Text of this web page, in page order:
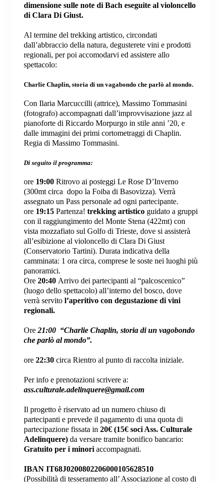
dimensione sulle note di Bach eseguite al violoncello
di Clara Di Giust.
Al termine del trekking artistico, circondati
dall’abbraccio della natura, degusterete vini e prodotti
regionali, per poi accomodarvi ed assistere allo
spettacolo:
Charlie Chaplin, storia di un vagabondo che parlò al mondo.
Con Ilaria Marcuccilli (attrice), Massimo Tommasini
(fotografo) accompagnati dall’improvvisazione jazz al
pianoforte di Riccardo Morpurgo in stile anni ’20, e
dalle immagini dei primi cortometraggi di Chaplin.
Regia di Massimo Tommasini.
Di seguito il programma:
ore 19:00 Ritrovo ai posteggi Le Rose D’Inverno
(300mt circa dopo la Foiba di Basovizza). Verrà
assegnato un Pass personale ad ogni partecipante.
ore 19:15 Partenza! trekking artistico guidato a gruppi
con il raggiungimento del Monte Stena (422mt) con
vista mozzafiato sul Golfo di Trieste, dove si assisterà
all’esibizione al violoncello di Clara Di Giust
(Conservatorio Tartini). Durata indicativa della
camminata: 1 ora circa, comprese le soste nei luoghi più
panoramici.
Ore 20:40 Arrivo dei partecipanti al “palcoscenico”
(luogo dello spettacolo) all’interno del bosco, dove
verrà servito l’aperitivo con degustazione di vini
regionali.
Ore 21:00 “Charlie Chaplin, storia di un vagobondo
che parlò al mondo”.
ore 22:30 circa Rientro al punto di raccolta iniziale.
Per info e prenotazioni scrivere a:
ass.culturale.adelinquere@gmail.com
Il progetto è riservato ad un numero chiuso di
partecipanti e prevede il pagamento di una quota di
partecipazione fissata in 20€ (15€ soci Ass. Culturale
Adelinquere) da versare tramite bonifico bancario:
Gratuito per i minori accompagnati.
IBAN IT68J0200802206000105628510
(Possibilità di tesseramento all’ Associazione al costo di